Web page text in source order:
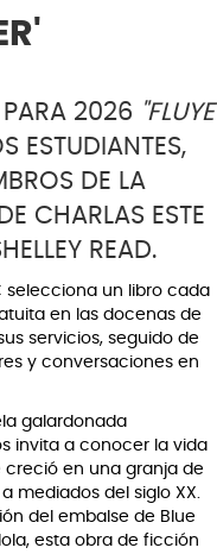
2026 "FLUYE
ESTUDIANTES,
DE LA
CHARLAS ESTE
READ.
selecciona un libro cada
en las docenas de
servicios, seguido de
y conversaciones en
galardonada
invita a conocer la vida
creció en una granja de
mediados del siglo XX.
del embalse de Blue
esta obra de ficción